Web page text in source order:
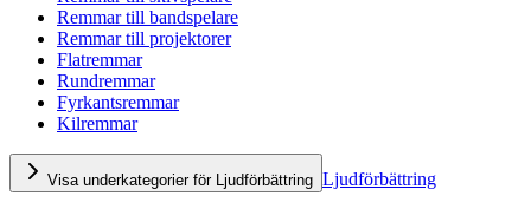
Remmar till bandspelare
Remmar till projektorer
Flatremmar
Rundremmar
Fyrkantsremmar
Kilremmar
Visa underkategorier för Ljudförbättring Ljudförbättring